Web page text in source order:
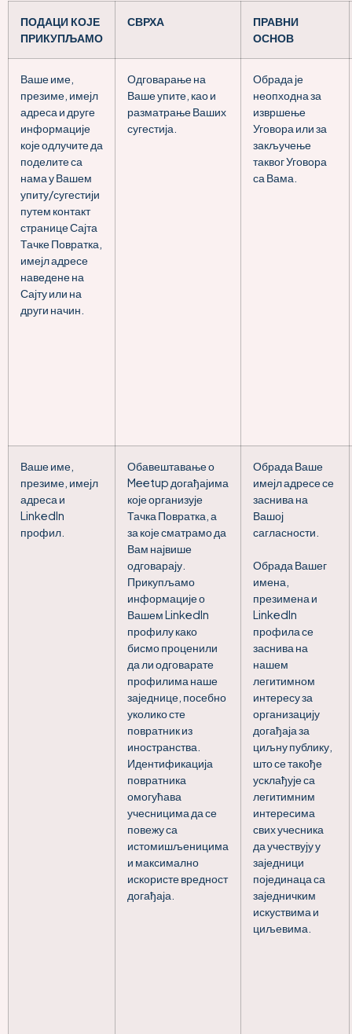
ПОДАЦИ КОЈЕ
ПРИКУПЉАМО
СВРХА
ПРАВНИ
ОСНОВ
Ваше име,
презиме, имејл
адреса и друге
информације
које одлучите да
поделите са
нама у Вашем
упиту/сугестији
путем контакт
странице Сајта
Тачке Повратка,
имејл адресе
наведене на
Сајту или на
други начин.
Одговарање на
Ваше упите, као и
разматрање Ваших
сугестија.
Обрада је
неопходна за
извршење
Уговора или за
закључење
таквог Уговора
са Вама.
Ваше име,
презиме, имејл
адреса и
LinkedIn
профил.
Обавештавање о
Meetup догађајима
које организује
Тачка Повратка, а
за које сматрамо да
Вам највише
одговарају.
Прикупљамо
информације о
Вашем LinkedIn
профилу како
бисмо проценили
да ли одговарате
профилима наше
заједнице, посебно
уколико сте
повратник из
иностранства.
Идентификација
повратника
омогућава
учесницима да се
повежу са
истомишљеницима
и максимално
искористе вредност
догађаја.
Обрада Ваше
имејл адресе се
заснива на
Вашој
сагласности.
Обрада Вашег
имена,
презимена и
LinkedIn
профила се
заснива на
нашем
легитимном
интересу за
организацију
догађаја за
циљну публику,
што се такође
усклађује са
легитимним
интересима
свих учесника
да учествују у
заједници
појединаца са
заједничким
искуствима и
циљевима.